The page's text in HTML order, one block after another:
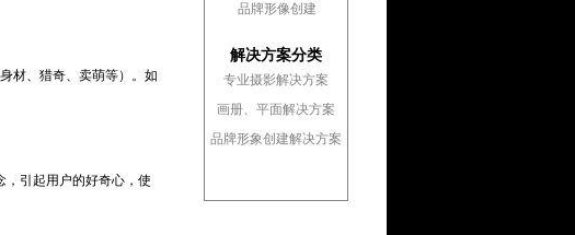
材、猎奇、卖萌等）。如
引起用户的好奇心，使
品牌形像创建
解决方案分类
专业摄影解决方案
画册、平面解决方案
品牌形象创建解决方案